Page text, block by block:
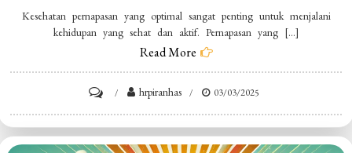
Kesehatan pernapasan yang optimal sangat penting untuk menjalani
kehidupan yang sehat dan aktif. Pernapasan yang […]
Read More
Kesehatan
Pernapasan
hrpiranhas 03/03/2025